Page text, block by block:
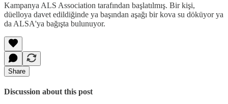
Kampanya ALS Association tarafından başlatılmış. Bir kişi,
düelloya davet edildiğinde ya başından aşağı bir kova su döküyor ya
da ALSA'ya bağışta bulunuyor.
Share
Discussion about this post